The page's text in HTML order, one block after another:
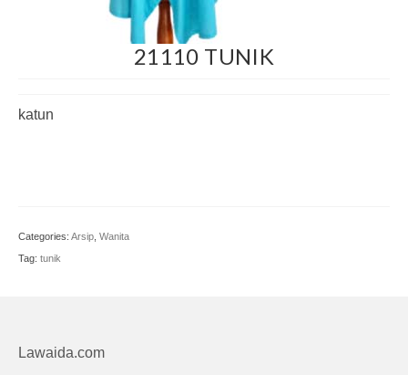
21110 TUNIK
katun
Categories: Arsip Wanita
Tag: tunik
Lawaida.com